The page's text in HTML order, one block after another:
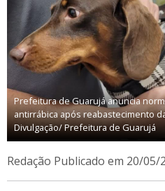
Prefeitura de Guarujá anuncia
antirrábica após reabastecimento
Divulgação/ Prefeitura de Guarujá
Redação Publicado em 20/05/